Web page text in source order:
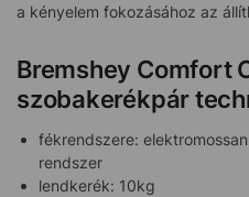
a kényelem fokozásához az
Bremshey Comfort
szobakerékpár
fékrendszere:
rendszer
lendkerék: 10kg